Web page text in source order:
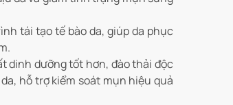
tái tạo tế bào da, giúp da phục
dinh dưỡng tốt hơn, đào thải độc
hỗ trợ kiểm soát mụn hiệu quả